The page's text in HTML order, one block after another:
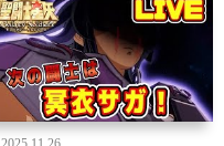
2025.11.26